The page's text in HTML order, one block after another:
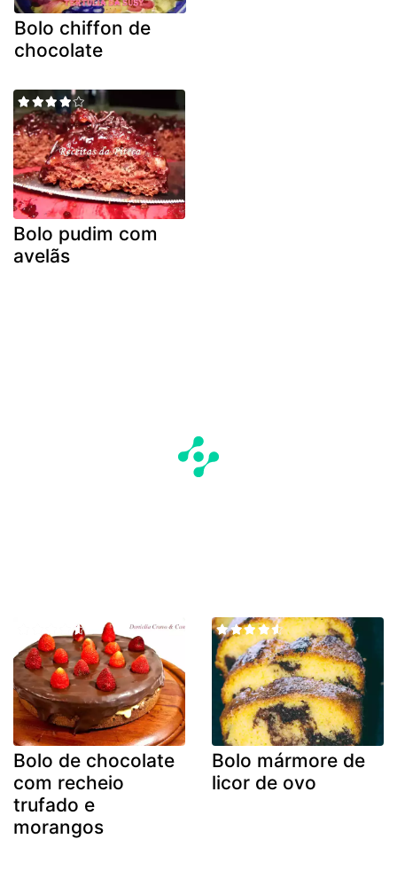
Bolo chiffon de
chocolate
Bolo pudim com
avelãs
Bolo de chocolate
com recheio
trufado e
morangos
Bolo mármore de
licor de ovo